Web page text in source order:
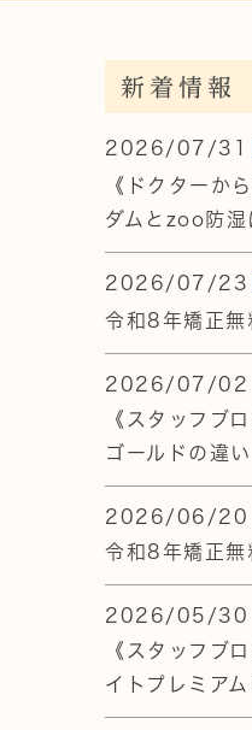
新着情報
2026/07/31
《ドクターか
ダムとzoo防湿
2026/07/23
令和8年矯正無
2026/07/02
《スタッフブ
ゴールドの違い
2026/06/20
令和8年矯正無
2026/05/30
《スタッフブ
イトプレミアム